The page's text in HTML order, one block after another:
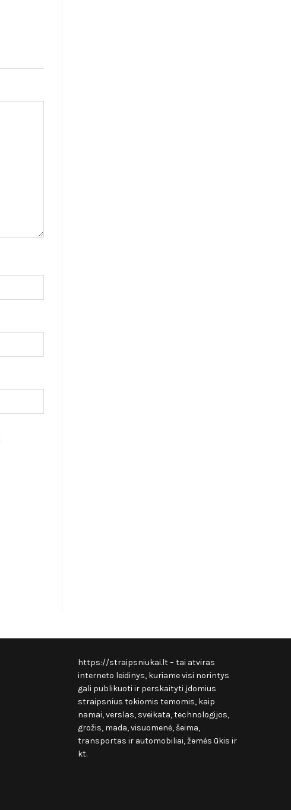
https://straipsniukai.lt– tai atviras
interneto leidinys, kuriame visi norintys
gali publikuoti ir perskaityti įdomius
straipsnius tokiomis temomis, kaip
namai, verslas, sveikata, technologijos,
grožis, mada, visuomenė, šeima,
transportas ir automobiliai, žemės ūkis ir
kt.